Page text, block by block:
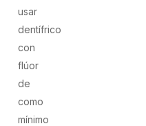
usar
dentífrico
con
flúor
de
como
mínimo